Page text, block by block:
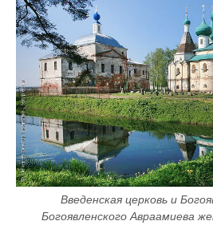
Введенская церковь и
Богоявленского Авраамиева